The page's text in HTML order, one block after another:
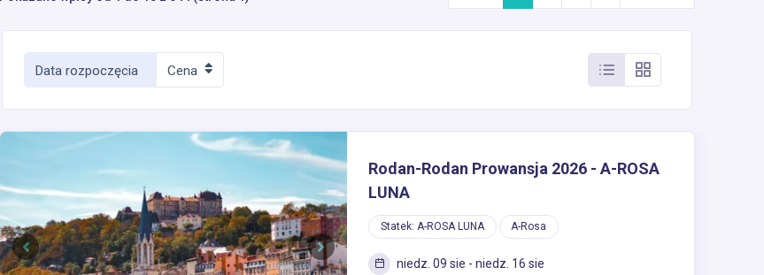
Data rozpoczęcia Cena
Previous Next
Rodan-Rodan Prowansja 2026 - A-ROSA
LUNA
Statek: A-ROSA LUNA A-Rosa
niedz. 09 sie - niedz. 16 sie